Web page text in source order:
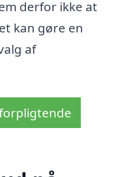
derfor ikke at
kan gøre en
af